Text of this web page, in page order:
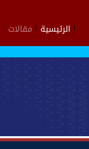
الرئيسية مقالات